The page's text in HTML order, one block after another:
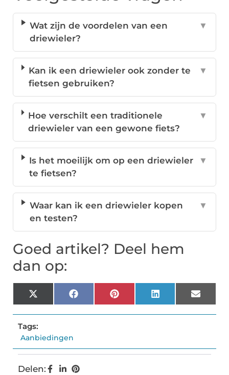
Wat zijn de voordelen van een
driewieler?
▼
Kan ik een driewieler ook zonder te
fietsen gebruiken?
▼
Hoe verschilt een traditionele
driewieler van een gewone fiets?
▼
Is het moeilijk om op een driewieler
te fietsen?
▼
Waar kan ik een driewieler kopen
en testen?
▼
Goed artikel? Deel hem
dan op:
X
(Twitter)
FacebookPinterestLinkedInEmail
Tags:
Aanbiedingen
Delen: